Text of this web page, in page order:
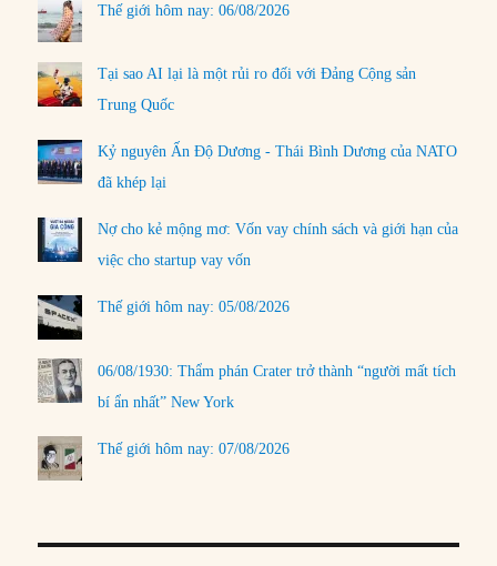
Thế giới hôm nay: 06/08/2026
Tại sao AI lại là một rủi ro đối với Đảng Cộng sản
Trung Quốc
Kỷ nguyên Ấn Độ Dương - Thái Bình Dương của NATO
đã khép lại
Nợ cho kẻ mộng mơ: Vốn vay chính sách và giới hạn của
việc cho startup vay vốn
Thế giới hôm nay: 05/08/2026
06/08/1930: Thẩm phán Crater trở thành “người mất tích
bí ẩn nhất” New York
Thế giới hôm nay: 07/08/2026